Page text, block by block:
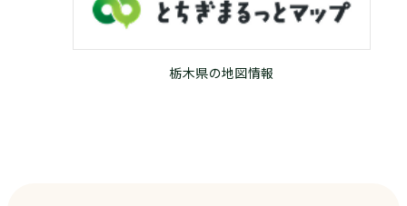
栃木県の地図情報